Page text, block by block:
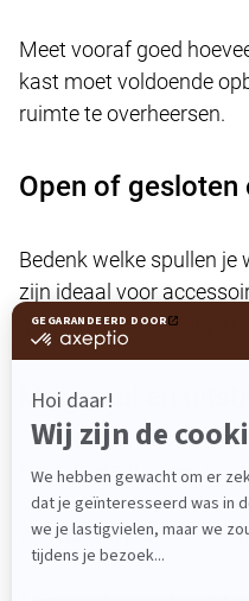
Meet vooraf goed
kast moet voldoende
ruimte te overheersen.
Open of
Bedenk welke spullen je
zijn ideaal voor
gesloten deuren zorgen
Materiaal en
Hout, metaal of een
bepalen de sfeer van je
aansluit bij jouw